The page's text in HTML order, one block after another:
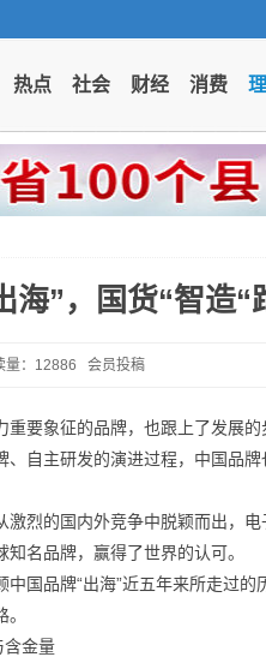
热点 社会 财经 消费
海”，国货“智造“
：12886 会员投稿
重要象征的品牌，也跟上了发展
自主研发的演进过程，中国品
烈的国内外竞争中脱颖而出，
名品牌，赢得了世界的认可。
国品牌“出海”近五年来所走过
含金量